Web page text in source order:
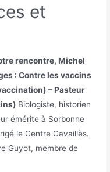
et
rencontre, Michel
: Contre les vaccins
– Pasteur
Biologiste, historien
émérite à Sorbonne
le Centre Cavaillès.
Guyot, membre de